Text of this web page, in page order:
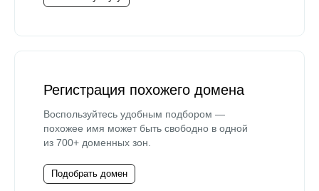
Регистрация похожего домена
Воспользуйтесь удобным подбором —
похожее имя может быть свободно в одной
из 700+ доменных зон.
Подобрать домен